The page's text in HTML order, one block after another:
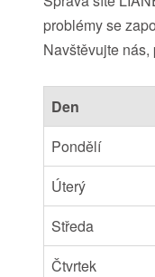
problémy se
Navštěvujte
Den
Pondělí
Úterý
Středa
Čtvrtek